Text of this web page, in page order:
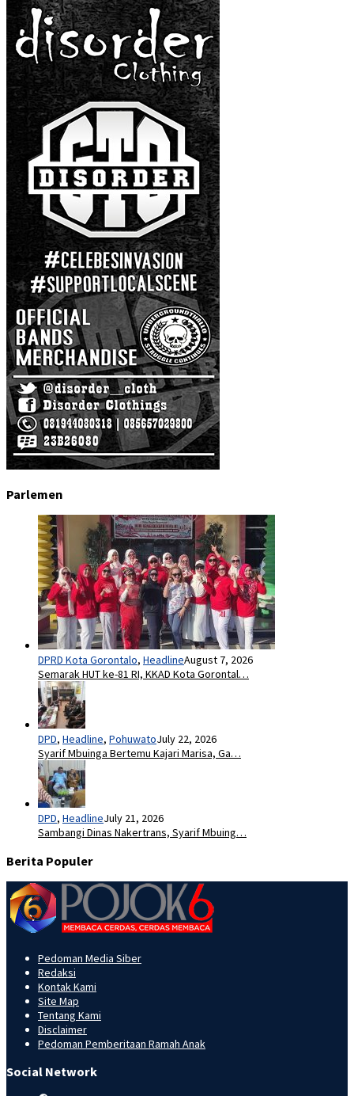
Parlemen
DPRD Kota Gorontalo, HeadlineAugust 7, 2026
Semarak HUT ke-81 RI, KKAD Kota Gorontal…
DPD, Headline, PohuwatoJuly 22, 2026
Syarif Mbuinga Bertemu Kajari Marisa, Ga…
DPD, HeadlineJuly 21, 2026
Sambangi Dinas Nakertrans, Syarif Mbuing…
Berita Populer
Pedoman Media Siber
Redaksi
Kontak Kami
Site Map
Tentang Kami
Disclaimer
Pedoman Pemberitaan Ramah Anak
Social Network